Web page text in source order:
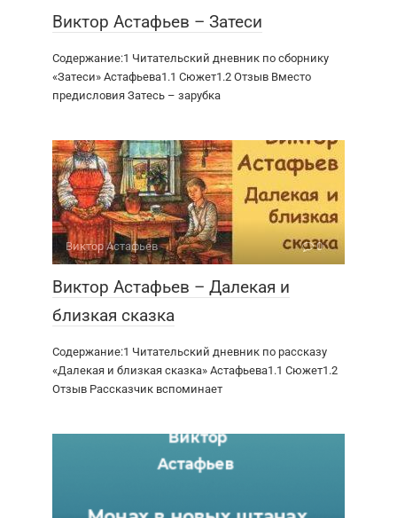
Виктор Астафьев – Затеси
Содержание:1 Читательский дневник по сборнику
«Затеси» Астафьева1.1 Сюжет1.2 Отзыв Вместо
предисловия Затесь – зарубка
Виктор Астафьев 0
Виктор Астафьев – Далекая и
близкая сказка
Содержание:1 Читательский дневник по рассказу
«Далекая и близкая сказка» Астафьева1.1 Сюжет1.2
Отзыв Рассказчик вспоминает